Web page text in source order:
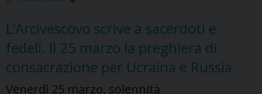
Pasqua
L’Arcivescovo scrive a sacerdoti e
fedeli. Il 25 marzo la preghiera di
consacrazione per Ucraina e Russia
Venerdì 25 marzo, solennità